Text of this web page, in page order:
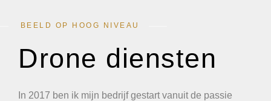
BEELD OP HOOG NIVEAU
Drone diensten
In 2017 ben ik mijn bedrijf gestart vanuit de passie